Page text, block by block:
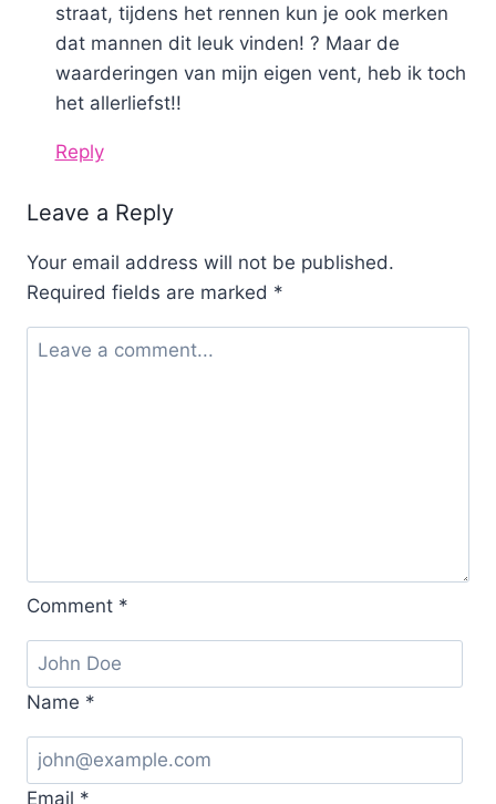
straat, tijdens het rennen kun je ook merken
dat mannen dit leuk vinden! ? Maar de
waarderingen van mijn eigen vent, heb ik toch
het allerliefst!!
Reply
Leave a Reply
Your email address will not be published.
Required fields are marked *
Comment *
Name *
Email *